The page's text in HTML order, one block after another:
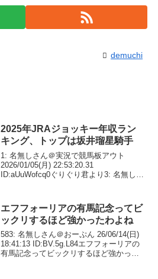
demuchi
2025年JRAジョッキー年収ラン
キング、トップは坂井瑠星騎手
1: 名無しさん＠実況で競馬板アウト
2026/01/05(月) 22:53:20.31
ID:aUuWofcq0ぐりぐり君より3: 名無しさ
エフフォーリアの有馬記念ってビ
ックリするほど強かったわよね
583: 名無しさん＠おーぷん 26/06/14(日)
18:41:13 ID:BV.5g.L84エフフォーリアの
有馬記念ってビックリするほど強かった